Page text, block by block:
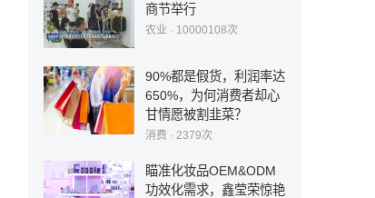
商节举行
农业 · 10000108次
90%都是假货，利润率达
650%，为何消费者却心
甘情愿被割韭菜？
消费 · 2379次
瞄准化妆品OEM&ODM
功效化需求，鑫莹荣惊艳